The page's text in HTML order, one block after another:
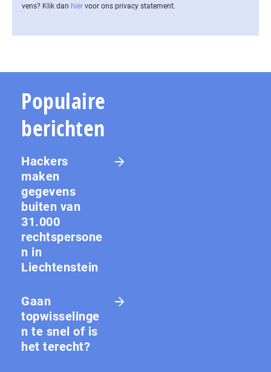
vens? Klik dan hier voor ons privacy statement.
Populaire
berichten
Hackers
maken
gegevens
buiten van
31.000
rechtspersone
n in
Liechtenstein
Gaan
topwisselinge
n te snel of is
het terecht?